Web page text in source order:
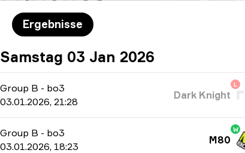
Ergebnisse
Samstag 03 Jan 2026
Group B - bo3
03.01.2026, 21:28
L
Dark Knight
Group B - bo3
03.01.2026, 18:23
W
M80